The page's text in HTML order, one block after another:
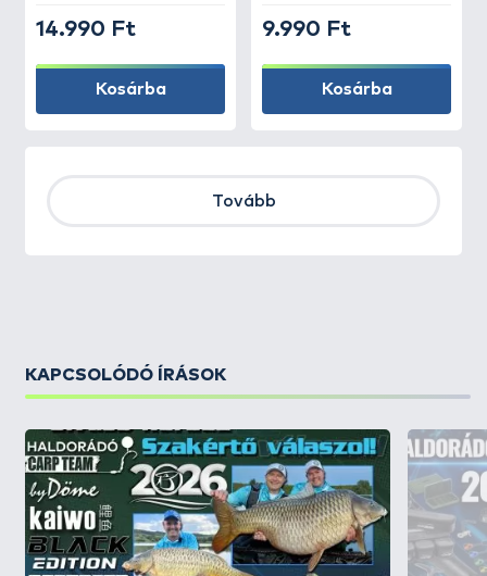
14.990 Ft
Kosárba
9.990 Ft
Kosárba
Tovább
KAPCSOLÓDÓ ÍRÁSOK